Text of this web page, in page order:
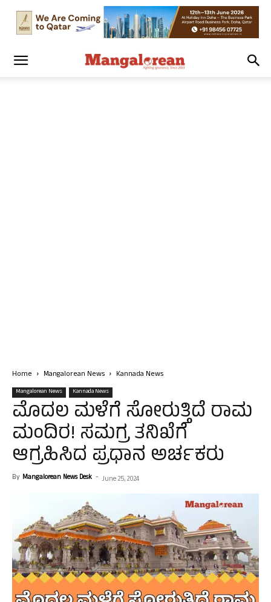
Home Mangalorean News Kannada News
Mangalorean News Kannada News
ಮೊದಲ ಮಳೆಗೆ ಸೋರುತ್ತಿದೆ ರಾಮ
ಮಂದಿರ! ಸಮಗ್ರ ತನಿಖೆಗೆ
ಆಗ್ರಹಿಸಿದ ಪ್ರಧಾನ ಅರ್ಚಕರು
By Mangalorean News Desk - June 25, 2024